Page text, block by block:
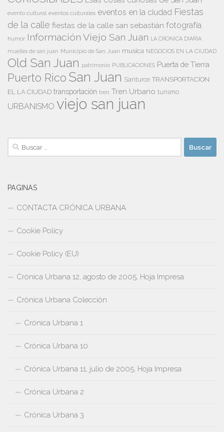
evento cultural eventos culturales eventos en la ciudad Fiestas
de la calle fiestas de la calle san sebastián fotografía
humor Información Viejo San Juan LA CRONICA DIARIA
muelles de san juan Municipio de San Juan musica NEGOCIOS EN LA CIUDAD
Old San Juan patrimonio PUBLICACIONES Puerta de Tierra
Puerto Rico San Juan Santurce TRANSPORTACION
EL LA CIUDAD transportación tren Tren Urbano turismo
URBANISMO viejo san juan
Buscar:
PAGINAS
CONTACTA CRÓNICA URBANA
Cookie Policy
Cookie Policy (EU)
Crónica Urbana 12, agosto de 2005, Hoja Impresa
Crónica Urbana Colección
Crónica Urbana 1
Crónica Urbana 10
Crónica Urbana 11, julio de 2005, Hoja Impresa
Crónica Urbana 2
Crónica Urbana 3